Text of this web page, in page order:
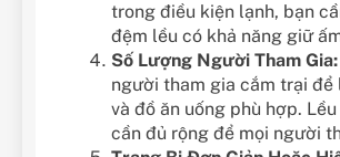
trong điều kiện lạnh, bạn
đệm lều có khả năng giữ
Số Lượng Người Tham Gia:
người tham gia cắm trại để
và đồ ăn uống phù hợp.
cần đủ rộng để mọi người